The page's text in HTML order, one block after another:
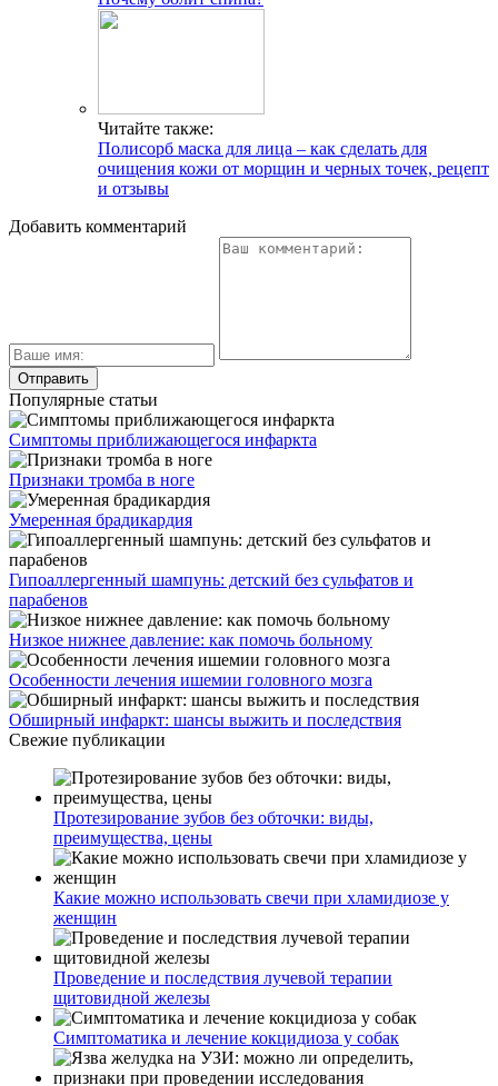
Читайте также:
Полисорб маска для лица – как сделать для
очищения кожи от морщин и черных точек, рецепт
и отзывы
Добавить комментарий
Популярные статьи
Симптомы приближающегося инфаркта
Признаки тромба в ноге
Умеренная брадикардия
Гипоаллергенный шампунь: детский без сульфатов и
парабенов
Низкое нижнее давление: как помочь больному
Особенности лечения ишемии головного мозга
Обширный инфаркт: шансы выжить и последствия
Свежие публикации
Протезирование зубов без обточки: виды,
преимущества, цены
Какие можно использовать свечи при хламидиозе у
женщин
Проведение и последствия лучевой терапии
щитовидной железы
Симптоматика и лечение кокцидиоза у собак